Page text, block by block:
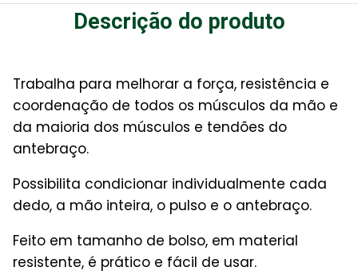
Descrição do produto
Trabalha para melhorar a força, resistência e
coordenação de todos os músculos da mão e
da maioria dos músculos e tendões do
antebraço.
Possibilita condicionar individualmente cada
dedo, a mão inteira, o pulso e o antebraço.
Feito em tamanho de bolso, em material
resistente, é prático e fácil de usar.